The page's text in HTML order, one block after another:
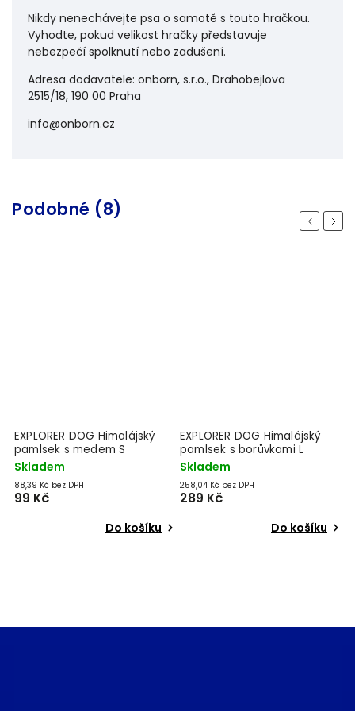
Nikdy nenechávejte psa o samotě s touto hračkou.
Vyhodte, pokud velikost hračky představuje
nebezpečí spolknutí nebo zadušení.
Adresa dodavatele: onborn, s.r.o., Drahobejlova
2515/18, 190 00 Praha
info@onborn.cz
Podobné (8) Previous
EXPLORER DOG Himalájský
pamlsek s medem S
Skladem
88,39 Kč bez DPH
99 Kč
Do košíku
EXPLORER DOG Himalájský
pamlsek s borůvkami L
Skladem
258,04 Kč bez DPH
289 Kč
Do košíku
Next